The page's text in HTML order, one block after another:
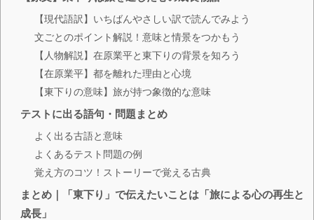
【現代語訳】いちばんやさしい訳で読んでみよう
文ごとのポイント解説！意味と情景をつかもう
【人物解説】在原業平と東下りの背景を知ろう
【在原業平】都を離れた理由と心境
【東下りの意味】旅が持つ象徴的な意味
テストに出る語句・問題まとめ
よく出る古語と意味
よくあるテスト問題の例
覚え方のコツ！ストーリーで覚える古典
まとめ｜「東下り」で伝えたいことは「旅による心の再生と
成長」